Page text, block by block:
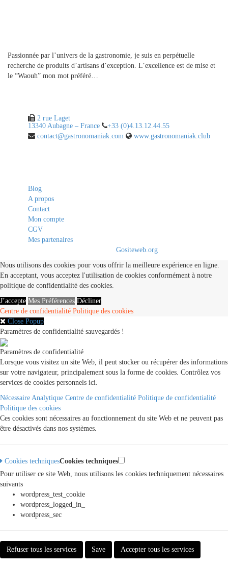
Passionnée par l’univers de la gastronomie, je suis en perpétuelle
recherche de produits d’artisans d’exception. L’excellence est de mise et
le “Waouh” mon mot préféré…
2 rue Laget
13340 Aubagne – France
+33 (0)4.13.12.44.55
contact@gastronomaniak.com
www.gastronomaniak.club
Blog
A propos
Contact
Mon compte
CGV
Mes partenaires
Gositeweb.org
Nous utilisons des cookies pour vous offrir la meilleure expérience en ligne.
En acceptant, vous acceptez l'utilisation de cookies conformément à notre
politique de confidentialité des cookies.
J’accepte Mes Préférences Décliner
Centre de confidentialité Politique des cookies
Close Popup
Paramètres de confidentialité sauvegardés !
Paramètres de confidentialité
Lorsque vous visitez un site Web, il peut stocker ou récupérer des informations
sur votre navigateur, principalement sous la forme de cookies. Contrôlez vos
services de cookies personnels ici.
Nécessaire Analytique Centre de confidentialité Politique de confidentialité
Politique des cookies
Ces cookies sont nécessaires au fonctionnement du site Web et ne peuvent pas
être désactivés dans nos systèmes.
Cookies techniquesCookies techniques
Pour utiliser ce site Web, nous utilisons les cookies techniquement nécessaires
suivants
wordpress_test_cookie
wordpress_logged_in_
wordpress_sec
Refuser tous les services Save Accepter tous les services